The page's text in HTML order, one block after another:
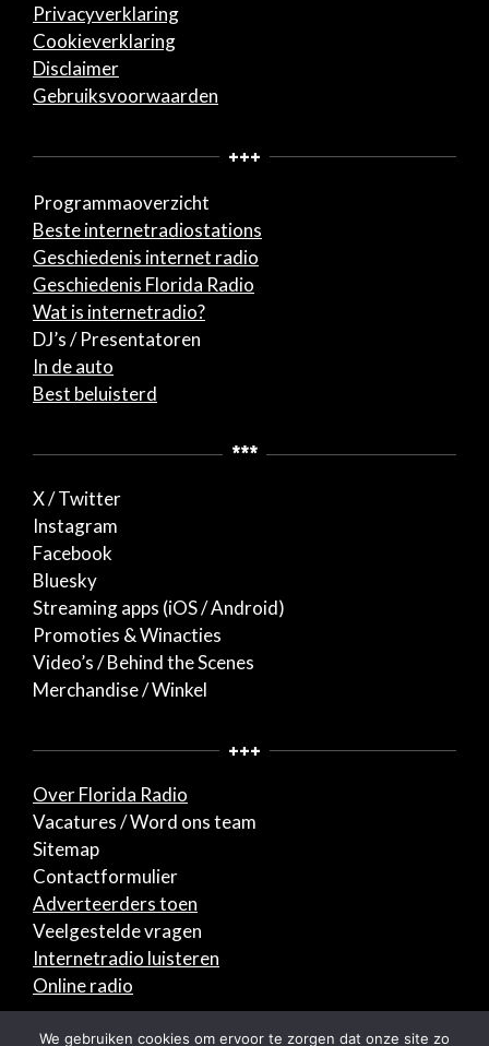
Privacyverklaring
Cookieverklaring
Disclaimer
Gebruiksvoorwaarden
+++
Programmaoverzicht
Beste internetradiostations
Geschiedenis internet radio
Geschiedenis Florida Radio
Wat is internetradio?
DJ’s / Presentatoren
In de auto
Best beluisterd
***
X / Twitter
Instagram
Facebook
Bluesky
Streaming apps (iOS / Android)
Promoties & Winacties
Video’s / Behind the Scenes
Merchandise / Winkel
+++
Over Florida Radio
Vacatures / Word ons team
Sitemap
Contactformulier
Adverteerders toen
Veelgestelde vragen
Internetradio luisteren
Online radio
© 2026 Florida Radio. Alle rechten voorbehouden.
We gebruiken cookies om ervoor te zorgen dat onze site zo